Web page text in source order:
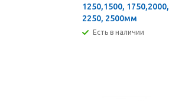
1250,1500, 1750,2000,
2250, 2500мм
Есть в наличии